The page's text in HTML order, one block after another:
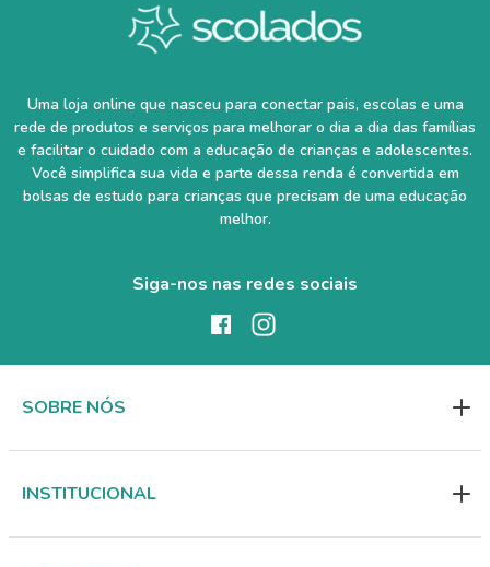
Uma loja online que nasceu para conectar pais, escolas e uma
rede de produtos e serviços para melhorar o dia a dia das famílias
e facilitar o cuidado com a educação de crianças e adolescentes.
Você simplifica sua vida e parte dessa renda é convertida em
bolsas de estudo para crianças que precisam de uma educação
melhor.
Siga-nos nas redes sociais
SOBRE NÓS
INSTITUCIONAL